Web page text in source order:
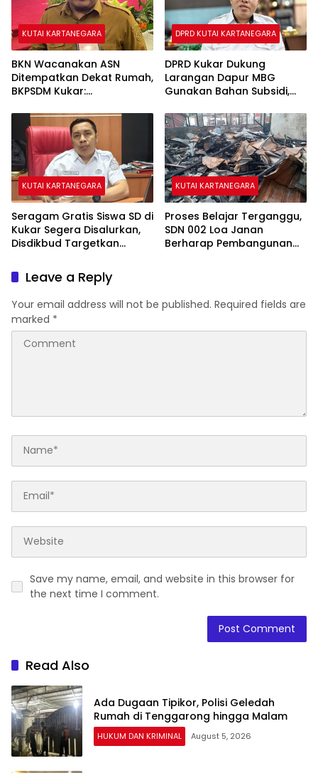
KUTAI KARTANEGARA
BKN Wacanakan ASN
Ditempatkan Dekat Rumah,
BKPSDM Kukar:
Kebutuhan Pelayanan
DPRD KUTAI KARTANEGARA
DPRD Kukar Dukung
Larangan Dapur MBG
Gunakan Bahan Subsidi,
Rampas Hak Masyarakat
KUTAI KARTANEGARA
Seragam Gratis Siswa SD di
Kukar Segera Disalurkan,
Disdikbud Targetkan
KUTAI KARTANEGARA
Proses Belajar Terganggu,
SDN 002 Loa Janan
Berharap Pembangunan
Leave a Reply
Your email address will not be published. Required fields are
marked *
Save my name, email, and website in this browser for
the next time I comment.
Read Also
Ada Dugaan Tipikor, Polisi Geledah
Rumah di Tenggarong hingga Malam
HUKUM DAN KRIMINAL August 5, 2026